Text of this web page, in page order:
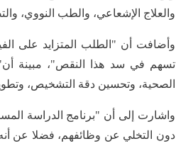
والعلاج الإشعاعي، والطب النووي،
وأضافت أن "الطلب المتزايد على
تسهم في سد هذا النقص"، مبينة
الصحية، وتحسين دقة التشخيص،
واشارت إلى أن "برنامج الدراسة
دون التخلي عن وظائفهم، فضلا عن أنه